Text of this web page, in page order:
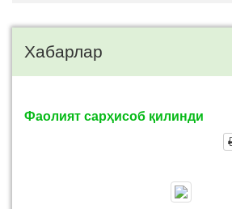
Хабарлар
Фаолият сарҳисоб қилинди